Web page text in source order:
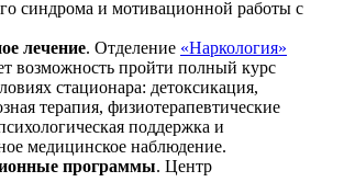
синдрома и мотивационной работы с
лечение. Отделение «Наркология»
возможность пройти полный курс
стационара: детоксикация,
терапия, физиотерапевтические
поддержка и
медицинское наблюдение.
программы. Центр